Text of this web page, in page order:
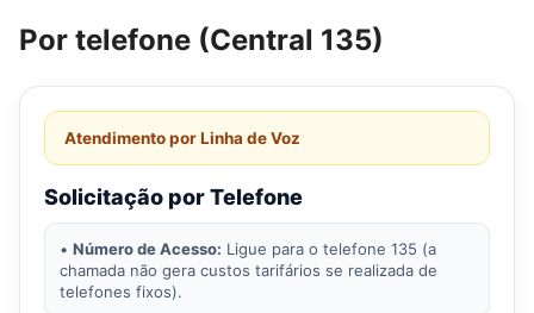
Por telefone (Central 135)
Atendimento por Linha de Voz
Solicitação por Telefone
• Número de Acesso: Ligue para o telefone 135 (a
chamada não gera custos tarifários se realizada de
telefones fixos).